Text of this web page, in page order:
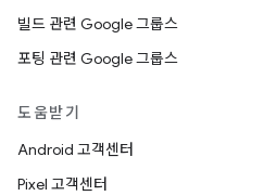
빌드 관련 Google 그룹스
포팅 관련 Google 그룹스
도움받기
Android 고객센터
Pixel 고객센터